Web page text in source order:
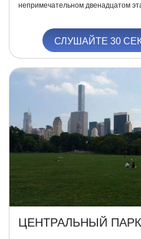
непримечательном двенадцатом
СЛУШАЙТЕ 30
ЦЕНТРАЛЬНЫЙ ПАРК